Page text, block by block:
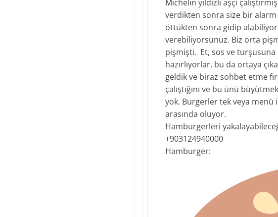
Michelin yıldızlı aşçı
verdikten sonra size bir
öttükten sonra gidip
verebiliyorsunuz. Biz orta
pişmişti. Et, sos ve
hazırlıyorlar, bu da ortaya
geldik ve biraz sohbet etme
çalıştığını ve bu ünü
yok. Burgerler tek veya menü
arasında oluyor.
Hamburgerleri
+903124940000
Hamburger: